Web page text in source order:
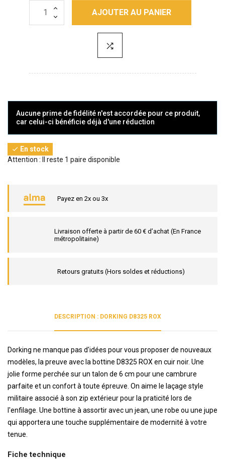
AJOUTER AU PANIER
Aucune prime de fidélité n'est accordée pour ce produit,
car celui-ci bénéficie déjà d'une réduction
 En stock
Attention : Il reste 1 paire disponible
Payez en 2x ou 3x
Livraison offerte à partir de 60 € d’achat (En France
métropolitaine)
Retours gratuits (Hors soldes et réductions)
DESCRIPTION : DORKING D8325 ROX
Dorking ne manque pas d'idées pour vous proposer de nouveaux
modèles, la preuve avec la bottine D8325 ROX en cuir noir. Une
jolie forme perchée sur un talon de 6 cm pour une cambrure
parfaite et un confort à toute épreuve. On aime le laçage style
militaire associé à son zip extérieur pour la praticité lors de
l'enfilage. Une bottine à assortir avec un jean, une robe ou une jupe
qui apportera une touche supplémentaire de modernité à votre
tenue.
Fiche technique